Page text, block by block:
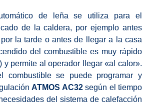
de leña se utiliza para el
de la caldera, por ejemplo antes
la tarde o antes de llegar a la casa
del combustible es muy rápido
y permite al operador llegar «al calor».
combustible se puede programar y
ATMOS AC32según el tiempo
del sistema de calefacción